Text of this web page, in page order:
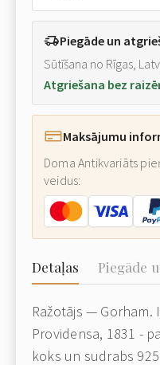
Piegāde un
Sūtīšana no Rīgas,
Atgriešana bez
Maksājumu
Doma Antikvariāts
veidus:
Detaļas Piegāde
Ražotājs — Gorham.
Providensa, 1831 -
koks un sudrabs